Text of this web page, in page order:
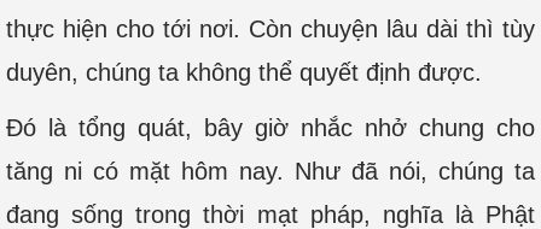
thực hiện cho tới nơi. Còn chuyện lâu dài thì tùy
duyên, chúng ta không thể quyết định được.
Đó là tổng quát, bây giờ nhắc nhở chung cho
tăng ni có mặt hôm nay. Như đã nói, chúng ta
đang sống trong thời mạt pháp, nghĩa là Phật